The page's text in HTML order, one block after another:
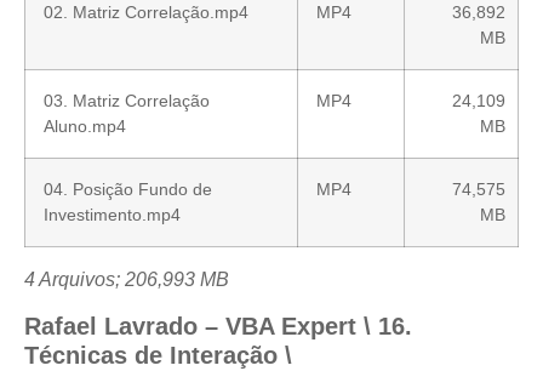
02. Matriz Correlação.mp4 MP4
36,892
MB
03. Matriz Correlação
Aluno.mp4
MP4
24,109
MB
04. Posição Fundo de
Investimento.mp4
MP4
74,575
MB
4 Arquivos; 206,993 MB
Rafael Lavrado – VBA Expert \ 16.
Técnicas de Interação \